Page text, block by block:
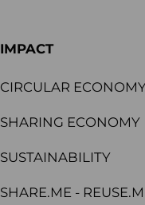
IMPACT
CIRCULAR
SHARING ECONOMY
SUSTAINABILITY
SHARE.ME -